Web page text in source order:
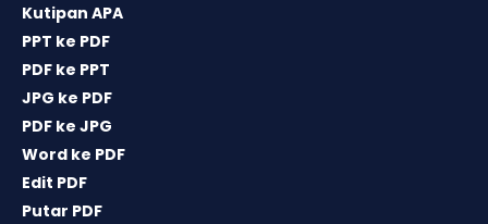
Kutipan APA
PPT ke PDF
PDF ke PPT
JPG ke PDF
PDF ke JPG
Word ke PDF
Edit PDF
Putar PDF